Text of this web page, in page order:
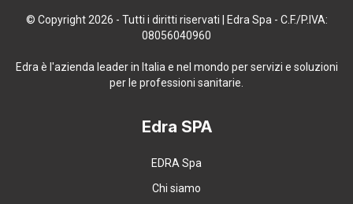
© Copyright 2026 - Tutti i diritti riservati | Edra Spa - C.F./P.IVA:
08056040960
Edra è l'azienda leader in Italia e nel mondo per servizi e soluzioni
per le professioni sanitarie.
Edra SPA
EDRA Spa
Chi siamo